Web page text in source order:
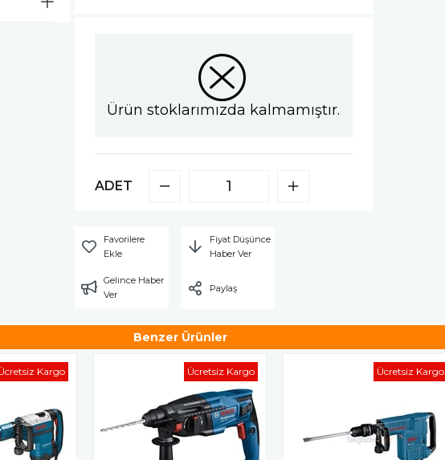
Ürün stoklarımızda kalmamıştır.
ADET
Favorilere
Ekle
Fiyat Düşünce
Haber Ver
Gelince Haber
Ver
Paylaş
Benzer Ürünler
Kargo Ücretsiz Kargo Ücretsiz Kargo